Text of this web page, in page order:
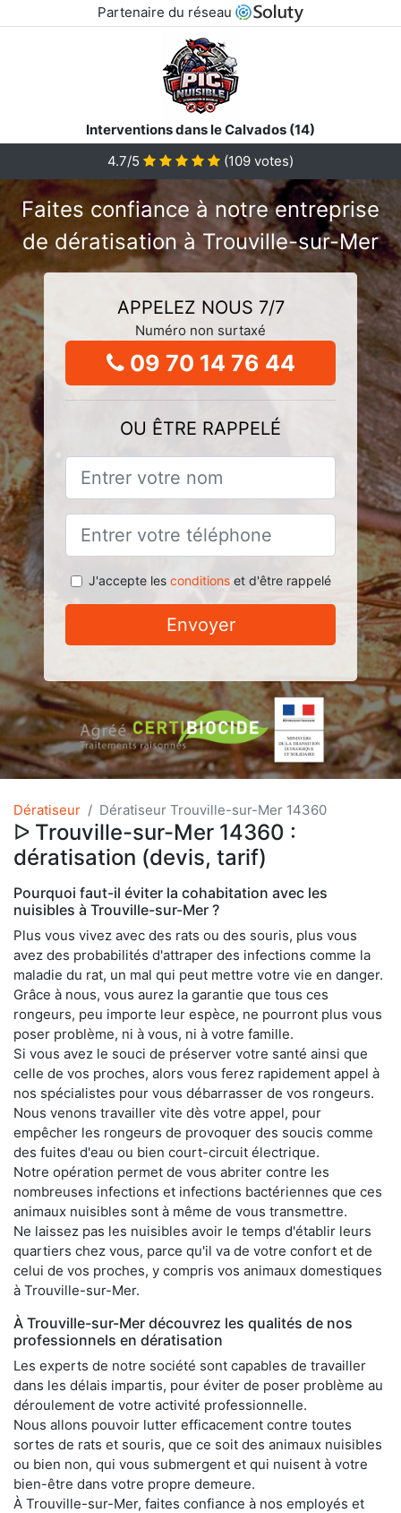
Partenaire du réseau
Interventions dans le Calvados (14)
4.7/5
(109 votes)
Faites confiance à notre entreprise
de dératisation à Trouville-sur-Mer
APPELEZ NOUS 7/7
Numéro non surtaxé
09 70 14 76 44
OU ÊTRE RAPPELÉ
J'accepte les conditionset d'être rappelé
Envoyer
Dératiseur Dératiseur Trouville-sur-Mer 14360
ᐅ Trouville-sur-Mer 14360 :
dératisation (devis, tarif)
Pourquoi faut-il éviter la cohabitation avec les
nuisibles à Trouville-sur-Mer ?
Plus vous vivez avec des rats ou des souris, plus vous
avez des probabilités d'attraper des infections comme la
maladie du rat, un mal qui peut mettre votre vie en danger.
Grâce à nous, vous aurez la garantie que tous ces
rongeurs, peu importe leur espèce, ne pourront plus vous
poser problème, ni à vous, ni à votre famille.
Si vous avez le souci de préserver votre santé ainsi que
celle de vos proches, alors vous ferez rapidement appel à
nos spécialistes pour vous débarrasser de vos rongeurs.
Nous venons travailler vite dès votre appel, pour
empêcher les rongeurs de provoquer des soucis comme
des fuites d'eau ou bien court-circuit électrique.
Notre opération permet de vous abriter contre les
nombreuses infections et infections bactériennes que ces
animaux nuisibles sont à même de vous transmettre.
Ne laissez pas les nuisibles avoir le temps d'établir leurs
quartiers chez vous, parce qu'il va de votre confort et de
celui de vos proches, y compris vos animaux domestiques
à Trouville-sur-Mer.
À Trouville-sur-Mer découvrez les qualités de nos
professionnels en dératisation
Les experts de notre société sont capables de travailler
dans les délais impartis, pour éviter de poser problème au
déroulement de votre activité professionnelle.
Nous allons pouvoir lutter efficacement contre toutes
sortes de rats et souris, que ce soit des animaux nuisibles
ou bien non, qui vous submergent et qui nuisent à votre
bien-être dans votre propre demeure.
À Trouville-sur-Mer, faites confiance à nos employés et